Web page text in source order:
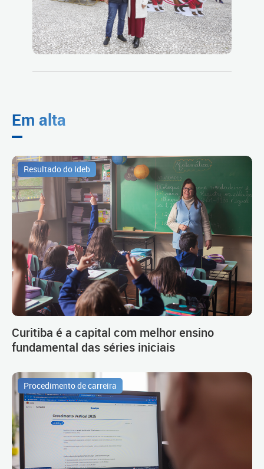
Em alta
Resultado do Ideb
Curitiba é a capital com melhor ensino
fundamental das séries iniciais
Procedimento de carreira